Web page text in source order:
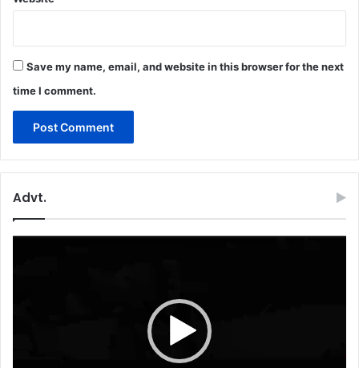
Save my name, email, and website in this browser for the next
time I comment.
Advt.